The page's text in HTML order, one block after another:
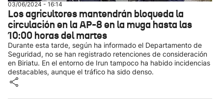
03/06/2024 - 16:14
Los agricultores mantendrán bloqueda la
circulación en la AP-8 en la muga hasta las
10:00 horas del martes
Durante esta tarde, según ha informado el Departamento de
Seguridad, no se han registrado retenciones de consideración
en Biriatu. En el entorno de Irun tampoco ha habido incidencias
destacables, aunque el tráfico ha sido denso.